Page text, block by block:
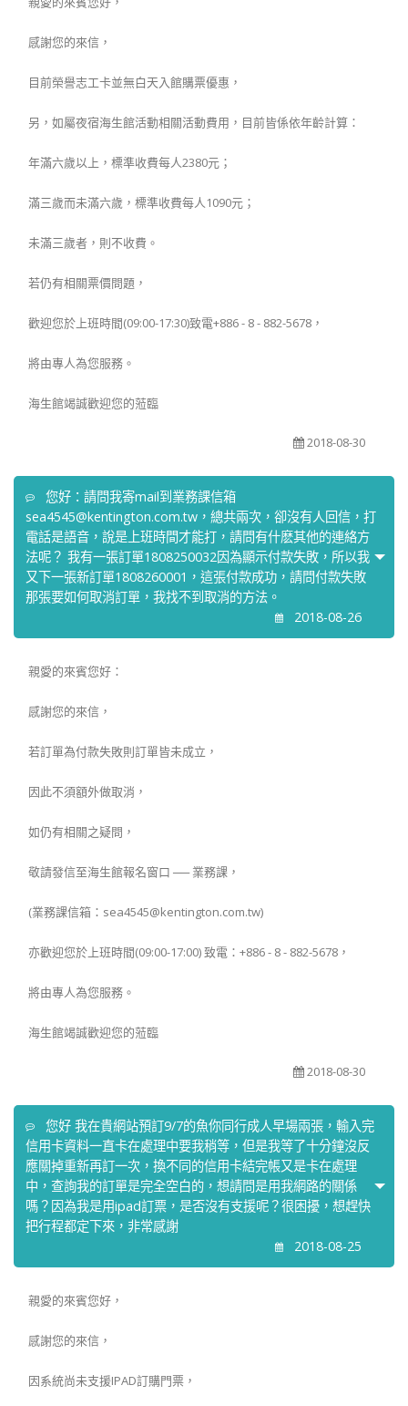
感謝您的來信，
目前榮譽志工卡並無白天入館購票優惠，
另，如屬夜宿海生館活動相關活動費用，目前皆係依年齡計算：
年滿六歲以上，標準收費每人2380元；
滿三歲而未滿六歲，標準收費每人1090元；
未滿三歲者，則不收費。
若仍有相關票價問題，
歡迎您於上班時間(09:00-17:30)致電+886 - 8 - 882-5678，
將由專人為您服務。
海生館竭誠歡迎您的蒞臨
2018-08-30
您好：請問我寄mail到業務課信箱
sea4545@kentington.com.tw，總共兩次，卻沒有人回信，打
電話是語音，說是上班時間才能打，請問有什麽其他的連絡方
法呢？ 我有一張訂單1808250032因為顯示付款失敗，所以我
又下一張新訂單1808260001，這張付款成功，請問付款失敗
那張要如何取消訂單，我找不到取消的方法。
2018-08-26
親愛的來賓您好：
感謝您的來信，
若訂單為付款失敗則訂單皆未成立，
因此不須額外做取消，
如仍有相關之疑問，
敬請發信至海生館報名窗口 ── 業務課，
(業務課信箱：sea4545@kentington.com.tw)
亦歡迎您於上班時間(09:00-17:00) 致電：+886 - 8 - 882-5678，
將由專人為您服務。
海生館竭誠歡迎您的蒞臨
2018-08-30
您好 我在貴網站預訂9/7的魚你同行成人早場兩張，輸入完
信用卡資料一直卡在處理中要我稍等，但是我等了十分鐘沒反
應關掉重新再訂一次，換不同的信用卡結完帳又是卡在處理
中，查詢我的訂單是完全空白的，想請問是用我網路的關係
嗎？因為我是用ipad訂票，是否沒有支援呢？很困擾，想趕快
把行程都定下來，非常感謝
2018-08-25
親愛的來賓您好，
感謝您的來信，
因系統尚未支援IPAD訂購門票，